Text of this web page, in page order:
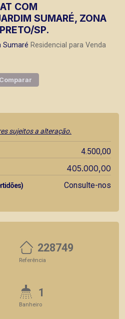
COM
SUMARÉ, ZONA
SP.
Sumaré Residencial para Venda
Comparar
sujeitos a alteração.
4.500,00
405.000,00
Consulte-nos
228749
Referência
1
Banheiro